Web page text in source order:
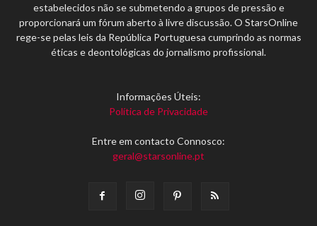
estabelecidos não se submetendo a grupos de pressão e
proporcionará um fórum aberto à livre discussão. O StarsOnline
rege-se pelas leis da República Portuguesa cumprindo as normas
éticas e deontológicas do jornalismo profissional.
Informações Úteis:
Política de Privacidade
Entre em contacto Connosco:
geral@starsonline.pt